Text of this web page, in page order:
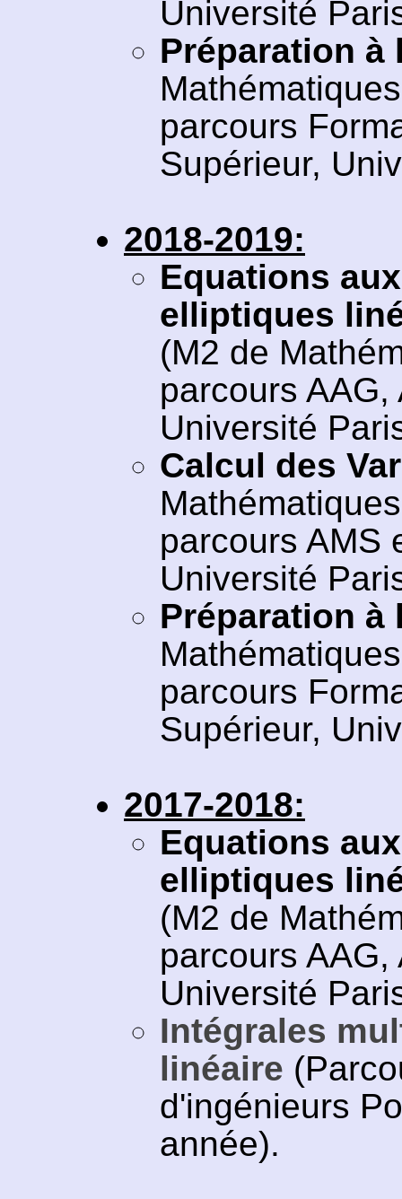
Université
Préparation à
parcours
Supérieur,
2018-2019:
Equations
elliptiques
(M2 de
parcours
Université
Calcul des
parcours AMS
Université
Préparation à
parcours
Supérieur,
2017-2018:
Equations
elliptiques
(M2 de
parcours
Université
Intégrales
linéaire
d'ingénieurs
année).